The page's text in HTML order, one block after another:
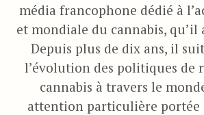
média francophone dédié à
et mondiale du cannabis, qu’il
Depuis plus de dix ans, il
l’évolution des politiques de
cannabis à travers le
attention particulière portée